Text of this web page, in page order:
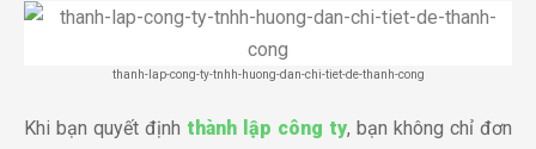
thanh-lap-cong-ty-tnhh-huong-dan-chi-tiet-de-thanh-cong
Khi bạn quyết định thành lập công ty, bạn không chỉ đơn